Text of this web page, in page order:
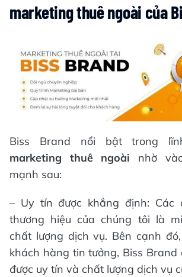
marketing thuê ngoài của
Biss Brand nổi bật trong
marketing thuê ngoài nhờ
mạnh sau:
– Uy tín được khẳng định: Các
thương hiệu của chúng tôi là
chất lượng dịch vụ. Bên cạnh
khách hàng tin tưởng, Biss Brand
được uy tín và chất lượng dịch vụ